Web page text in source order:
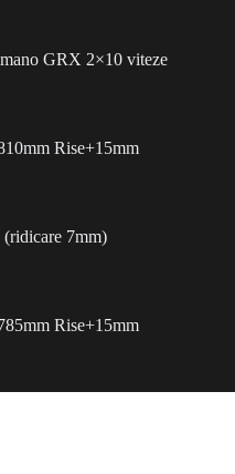
GRX 2×10 viteze
Rise+15mm
7mm)
Rise+15mm